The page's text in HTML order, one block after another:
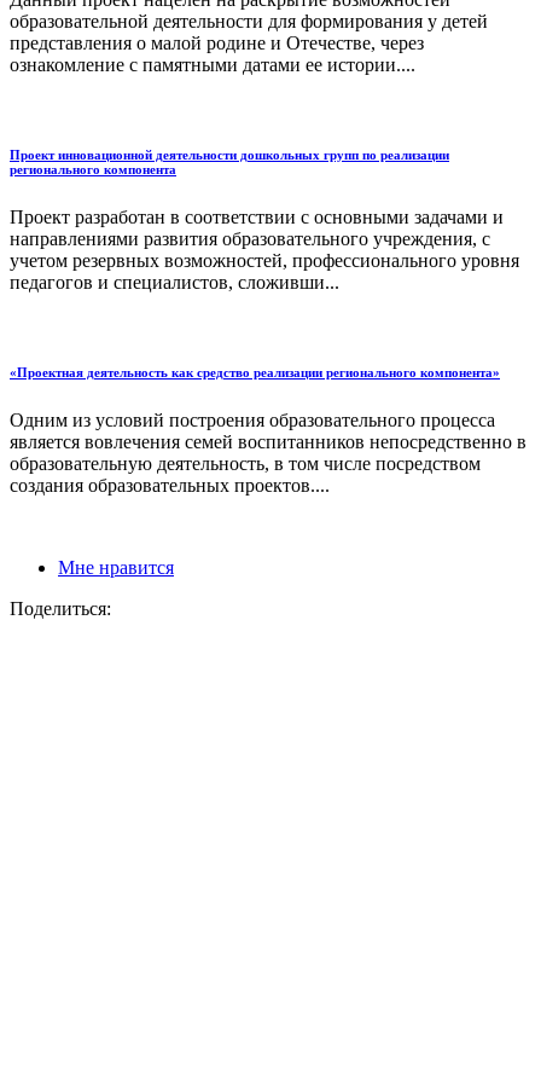
образовательной деятельности для формирования у детей
представления о малой родине и Отечестве, через
ознакомление с памятными датами ее истории....
Проект инновационной деятельности дошкольных групп по реализации
регионального компонента
Проект разработан в соответствии с основными задачами и
направлениями развития образовательного учреждения, с
учетом резервных возможностей, профессионального уровня
педагогов и специалистов, сложивши...
«Проектная деятельность как средство реализации регионального компонента»
Одним из условий построения образовательного процесса
является вовлечения семей воспитанников непосредственно в
образовательную деятельность, в том числе посредством
создания образовательных проектов....
Мне нравится
Поделиться: